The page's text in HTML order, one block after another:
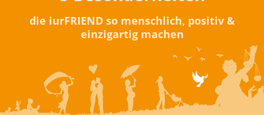
die iurFRIEND so menschlich, positiv &
einzigartig machen